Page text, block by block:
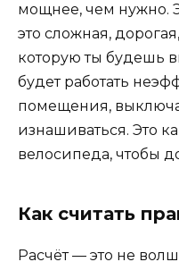
мощнее, чем нужно.
это сложная,
которую ты будешь
будет работать
помещения,
изнашиваться. Это
велосипеда, чтобы
Как считать
Расчёт — это не